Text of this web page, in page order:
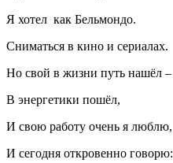
Я хотел как Бельмондо.
Сниматься в кино и сериалах.
Но свой в жизни путь нашёл –
В энергетики пошёл,
И свою работу очень я люблю,
И сегодня откровенно говорю: